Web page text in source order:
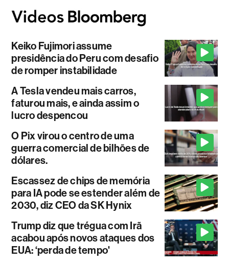
Keiko Fujimori assume
presidência do Peru com desafio
de romper instabilidade
A Tesla vendeu mais carros,
faturou mais, e ainda assim o
lucro despencou
O Pix virou o centro de uma
guerra comercial de bilhões de
dólares.
Escassez de chips de memória
para IA pode se estender além de
2030, diz CEO da SK Hynix
Trump diz que trégua com Irã
acabou após novos ataques dos
EUA: ‘perda de tempo'